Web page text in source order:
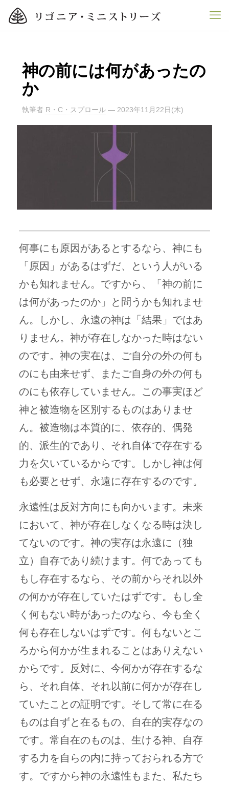
神の前には何があったの
か
執筆者 R・C・スプロール — 2023年11月22日(木)
何事にも原因があるとするなら、神にも
「原因」があるはずだ、という人がいる
かも知れません。ですから、「神の前に
は何があったのか」と問うかも知れませ
ん。しかし、永遠の神は「結果」ではあ
りません。神が存在しなかった時はない
のです。神の実在は、ご自分の外の何も
のにも由来せず、またご自身の外の何も
のにも依存していません。この事実ほど
神と被造物を区別するものはありませ
ん。被造物は本質的に、依存的、偶発
的、派生的であり、それ自体で存在する
力を欠いているからです。しかし神は何
も必要とせず、永遠に存在するのです。
永遠性は反対方向にも向かいます。未来
において、神が存在しなくなる時は決し
てないのです。神の実存は永遠に（独
立）自存であり続けます。何であっても
もし存在するなら、その前からそれ以外
の何かが存在していたはずです。もし全
く何もない時があったのなら、今も全く
何も存在しないはずです。何もないとこ
ろから何かが生まれることはありえない
からです。反対に、今何かが存在するな
ら、それ自体、それ以前に何かが存在し
ていたことの証明です。そして常に在る
ものは自ずと在るもの、自在的実存なの
です。常自在のものは、生ける神、自存
する力を自らの内に持っておられる方で
す。ですから神の永遠性もまた、私たち